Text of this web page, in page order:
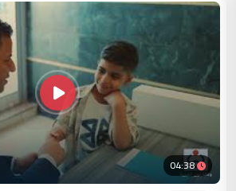
04:38